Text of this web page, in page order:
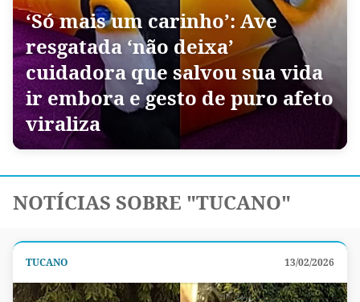
‘Só mais um carinho’: Ave
resgatada ‘não deixa’
cuidadora que salvou sua vida
ir embora e gesto de puro afeto
viraliza
NOTÍCIAS SOBRE "TUCANO"
TUCANO 13/02/2026